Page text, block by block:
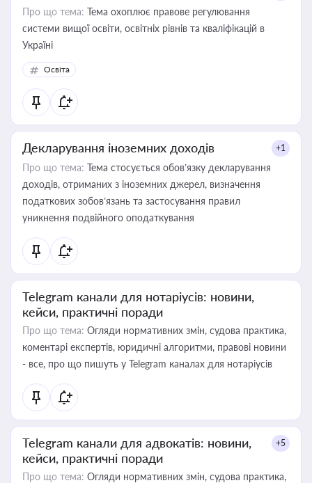
Про що тема: Тема охоплює правове регулювання
системи вищої освіти, освітніх рівнів та кваліфікацій в
Україні
Освіта
Декларування іноземних доходів +1
Про що тема: Тема стосується обов’язку декларування
доходів, отриманих з іноземних джерел, визначення
податкових зобов’язань та застосування правил
уникнення подвійного оподаткування
Telegram канали для нотаріусів: новини,
кейси, практичні поради
Про що тема: Огляди нормативних змін, судова практика,
коментарі експертів, юридичні алгоритми, правові новини
- все, про що пишуть у Telegram каналах для нотаріусів
Telegram канали для адвокатів: новини,
кейси, практичні поради
+5
Про що тема: Огляди нормативних змін, судова практика,